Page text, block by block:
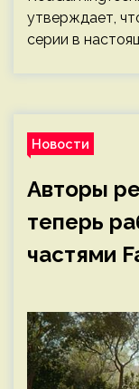
утверждает,
серии в
Новости
Авторы
теперь
частями